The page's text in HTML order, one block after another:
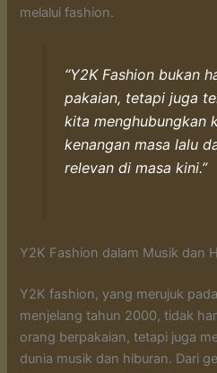
melalui fashion.
“Y2K Fashion bukan
pakaian, tetapi juga
kita menghubungkan
kenangan masa lalu
relevan di masa kini.”
Y2K Fashion dalam Musik dan
Y2K fashion, yang merujuk
menjelang tahun 2000, tidak
orang berpakaian, tetapi juga
dunia musik dan hiburan. Dari